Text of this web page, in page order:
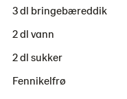
3 dl bringebæreddik
2 dl vann
2 dl sukker
Fennikelfrø